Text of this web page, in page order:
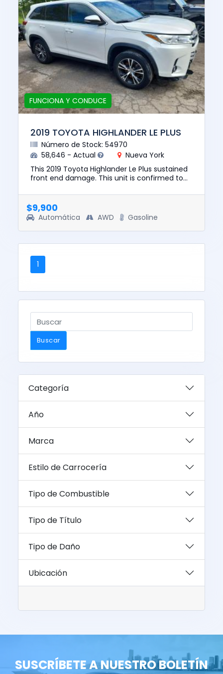
FUNCIONA Y CONDUCE
2019 TOYOTA HIGHLANDER LE PLUS
Número de Stock: 54970
58,646 - Actual
Nueva York
This 2019 Toyota Highlander Le Plus sustained
front end damage. This unit is confirmed to
vehicle was $2259...
$9,900
Automática AWD Gasoline
1
Buscar
Categoría
Año
Marca
Estilo de Carrocería
Tipo de Combustible
Tipo de Título
Tipo de Daño
Ubicación
SUSCRÍBETE A NUESTRO BOLETÍN